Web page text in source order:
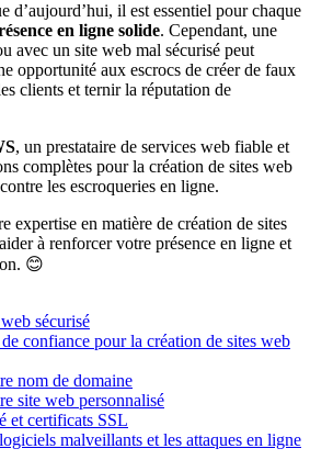
d’aujourd’hui, il est essentiel pour chaque
en ligne solide. Cependant, une
avec un site web mal sécurisé peut
opportunité aux escrocs de créer de faux
clients et ternir la réputation de
, un prestataire de services web fiable et
complètes pour la création de sites web
les escroqueries en ligne.
expertise en matière de création de sites
à renforcer votre présence en ligne et
😊
sécurisé
confiance pour la création de sites web
nom de domaine
site web personnalisé
et certificats SSL
malveillants et les attaques en ligne